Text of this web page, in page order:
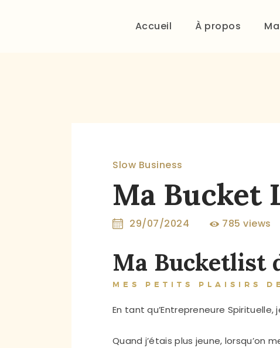
Accueil À propos
Slow Business
Ma Bucket
29/07/2024 785 views
Ma Bucketlist
MES PETITS PLAISIRS
En tant qu’Entrepreneure
Quand j’étais plus jeune, lorsqu’on